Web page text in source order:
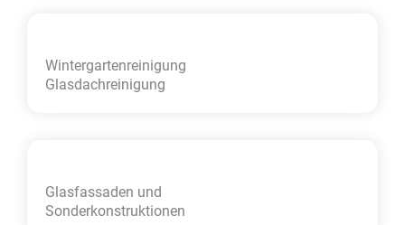
Wintergarten­reinigung
Glasdachreinigung
Glasfassaden und
Sonder­konstruktionen